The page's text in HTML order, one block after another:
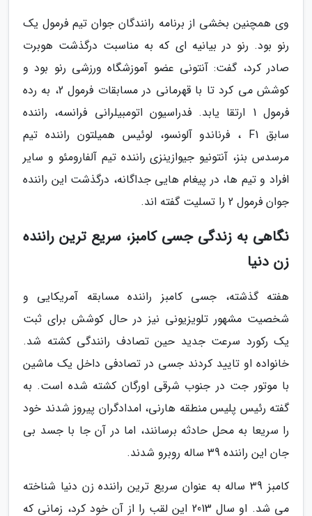
وی همچنین بخشی از برنامه رانندگان جوان تیم فرمول یک
رنو بود. رنو در بیانیه ای که به مناسبت درگذشت هوبرت
صادر کرد، گفت: آنتونی عضو آموزشگاه ورزشی رنو بود و
کوشش می کرد تا با قهرمانی در مسابقات فرمول 2، به رده
فرمول 1 ارتقا یابد. فدراسیون اتومبیلرانی فرانسه، راننده
سابق F1 ، فرناندو آلونسو، لوئیس همیلتون راننده تیم
مرسدس بنز، آنتونیو جیوازینزی راننده تیم آلفارومئو و سایر
افراد و تیم ها، در پیغام هایی جداگانه، درگذشت این راننده
جوان فرمول 2 را تسلیت گفته اند.
نگاهی به زندگی جسی کامبز، سریع ترین راننده
زن دنیا
هفته گذشته، جسی کامبز راننده مسابقه آمریکایی و
شخصیت مشهور تلویزیونی نیز در حال کوشش برای ثبت
یک رکورد سرعت جدید حین تصادف رانندگی کشته شد.
خانواده او تایید کردند جسی در تصادفی داخل یک ماشین
با موتور جت در جنوب شرقی اورگان کشته شده است. به
گفته رئیس پلیس منطقه هارنی، امدادگران پیروز شدند خود
را سریعا به محل حادثه برسانند، اما در آن جا با جسد بی
جان این راننده 39 ساله روبرو شدند.
کامبز 39 ساله به عنوان سریع ترین راننده زن دنیا شناخته
می شد. او سال 2013 این لقب را از آن خود کرد، زمانی که